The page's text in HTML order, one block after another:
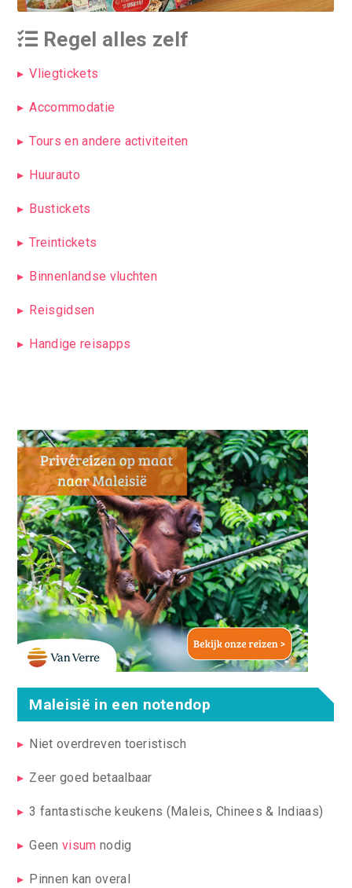
Regel alles zelf
Vliegtickets
Accommodatie
Tours en andere activiteiten
Huurauto
Bustickets
Treintickets
Binnenlandse vluchten
Reisgidsen
Handige reisapps
Maleisië in een notendop
Niet overdreven toeristisch
Zeer goed betaalbaar
3 fantastische keukens (Maleis, Chinees & Indiaas)
Geenvisum nodig
Pinnen kan overal